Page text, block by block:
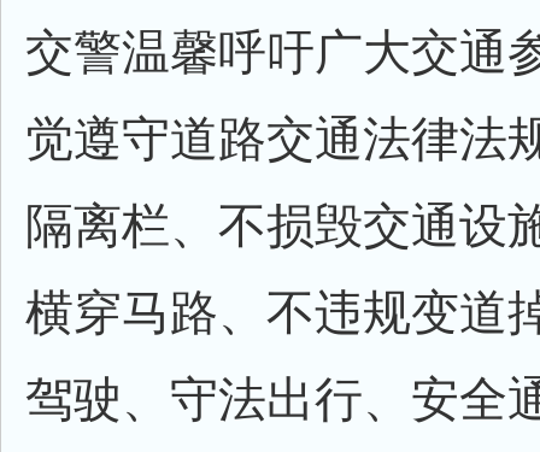
交警温馨呼吁广大交通
觉遵守道路交通法律法
隔离栏、不损毁交通设
横穿马路、不违规变道
驾驶、守法出行、安全